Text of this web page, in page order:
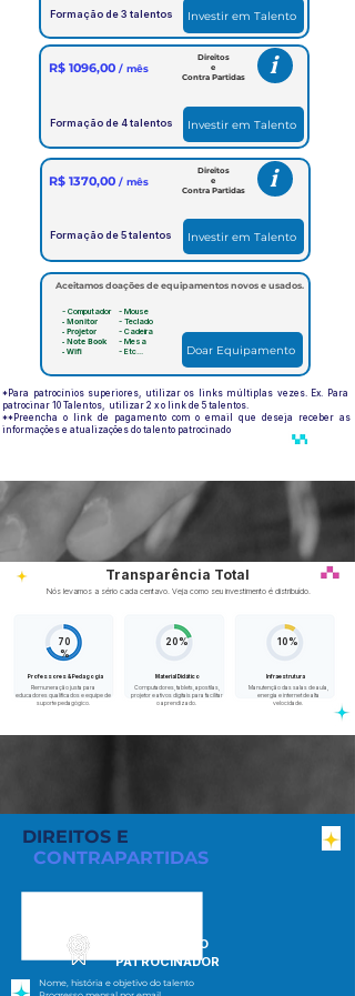
Investir em Talento
Formação de 3 talentos
R$ 1096,00 / mês
Direitos
e
Contra Partidas
i
Investir em Talento
Formação de 4 talentos
Investir em Talento
R$ 1370,00 / mês
Direitos
e
Contra Partidas
i
Formação de 5 talentos
Aceitamos doações de equipamentos novos e usados.
- Computador
- Monitor
- Projetor
- Note Book
- Wifi
- Mouse
- Teclado
- Cadeira
- Mesa
- Etc...
Doar Equipamento
*Para patrocínios superiores, utilizar os links múltiplas vezes. Ex. Para
patrocinar 1 0 Talentos, utilizar 2 x o link de 5 talentos.
**Preencha o link de pagamento com o email que deseja receber as
informações e atualizações do talento patrocinado
Transparência Total
Nós levamos a sério cada centavo. Veja como seu investimento é distribuído.
Remuneração justa para
educadores qualificados e equipe de
suporte pedagógico.
Manutenção das salas de aula,
energia e internet de alta
velocidade.
70
%
Professores & Pedagogia
20%
Material Didático
Infraestrutura
Computadores, tablets, apostilas,
projetor e ativos digitais para facilitar
o aprendizado.
10%
DIREITOS DO
PATROCINADOR
Nome, história e objetivo do talento
DIREITOS E
CONTRAPARTIDAS